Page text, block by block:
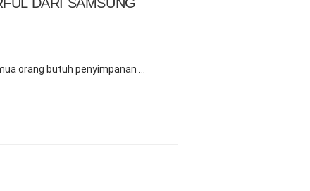
orang butuh penyimpanan …